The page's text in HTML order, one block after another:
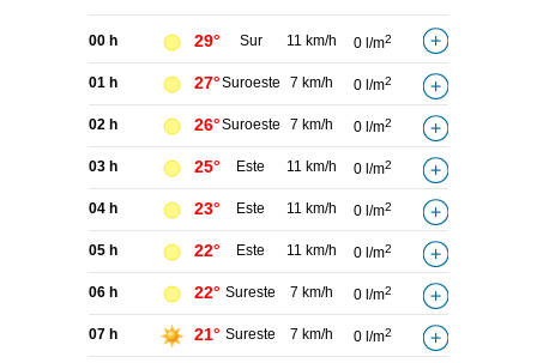
00 h 29° Sur 11 km/h 0 l/m2
01 h 27°Suroeste 7 km/h 0 l/m2
02 h 26°Suroeste 7 km/h 0 l/m2
03 h 25° Este 11 km/h 0 l/m2
04 h 23° Este 11 km/h 0 l/m2
05 h 22° Este 11 km/h 0 l/m2
06 h 22° Sureste 7 km/h 0 l/m2
07 h 21° Sureste 7 km/h 0 l/m2